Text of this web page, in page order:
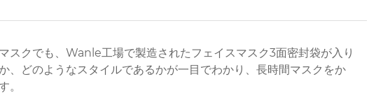
スクでも、Wanle工場で製造されたフェイスマスク3面密封袋が入り
、どのようなスタイルであるかが一目でわかり、長時間マスクをか
。